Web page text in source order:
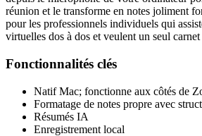
réunion et le transforme en notes joliment
pour les professionnels individuels qui
virtuelles dos à dos et veulent un seul
Fonctionnalités clés
Natif Mac; fonctionne aux côtés de
Formatage de notes propre avec
Résumés IA
Enregistrement local